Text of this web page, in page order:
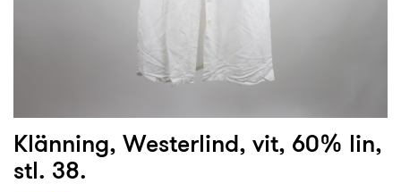
Klänning, Westerlind, vit, 60% lin,
stl. 38.